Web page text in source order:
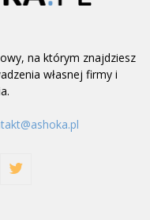
na którym znajdziesz
własnej firmy i